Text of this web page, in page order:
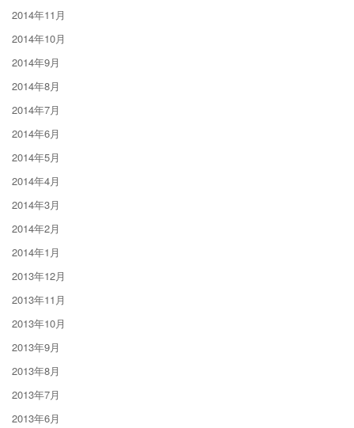
2014年11月
2014年10月
2014年9月
2014年8月
2014年7月
2014年6月
2014年5月
2014年4月
2014年3月
2014年2月
2014年1月
2013年12月
2013年11月
2013年10月
2013年9月
2013年8月
2013年7月
2013年6月